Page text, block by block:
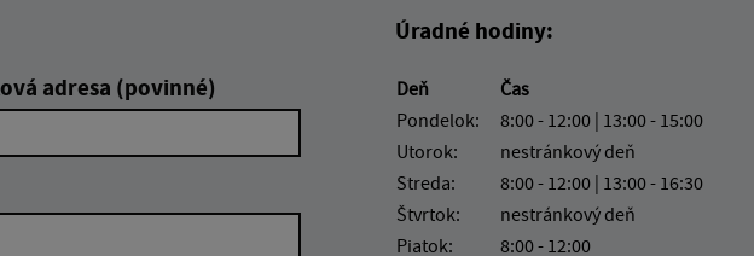
adresa (povinné)
Úradné hodiny:
Deň
Čas
Pondelok:
8:00 - 12:00 | 13:00 - 15:00
Utorok:
nestránkový deň
Streda:
8:00 - 12:00 | 13:00 - 16:30
Štvrtok:
nestránkový deň
Piatok:
8:00 - 12:00